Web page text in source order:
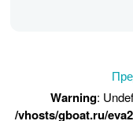
Warning:
/vhosts/gboat.ru/